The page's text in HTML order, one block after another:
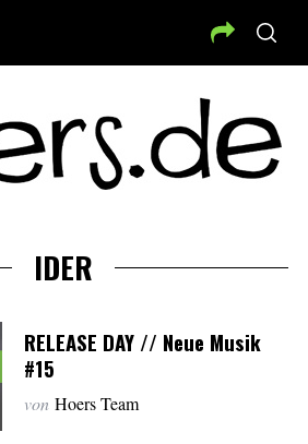
IDER
RELEASE DAY // Neue Musik
#15
von Hoers Team